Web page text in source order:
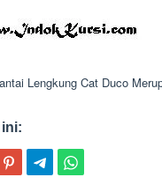
Lengkung Cat Duco